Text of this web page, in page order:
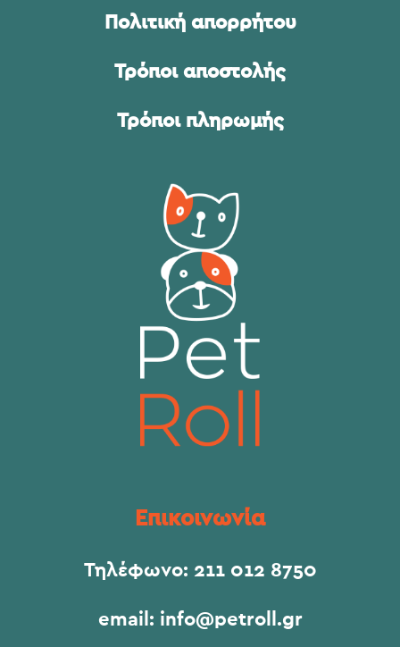
Πολιτική απορρήτου
Τρόποι αποστολής
Τρόποι πληρωμής
Επικοινωνία
Τηλέφωνο: 211 012 8750
email: info@petroll.gr